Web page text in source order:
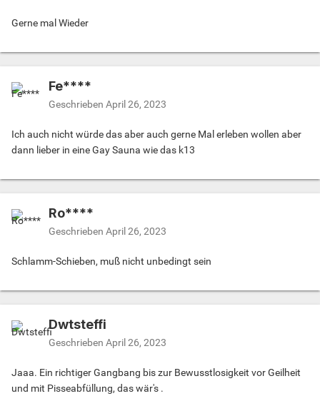
Gerne mal Wieder
Fe****
Geschrieben April 26, 2023
Ich auch nicht würde das aber auch gerne Mal erleben wollen aber
dann lieber in eine Gay Sauna wie das k13
Ro****
Geschrieben April 26, 2023
Schlamm-Schieben, muß nicht unbedingt sein
Dwtsteffi
Geschrieben April 26, 2023
Jaaa. Ein richtiger Gangbang bis zur Bewusstlosigkeit vor Geilheit
und mit Pisseabfüllung, das wär's .